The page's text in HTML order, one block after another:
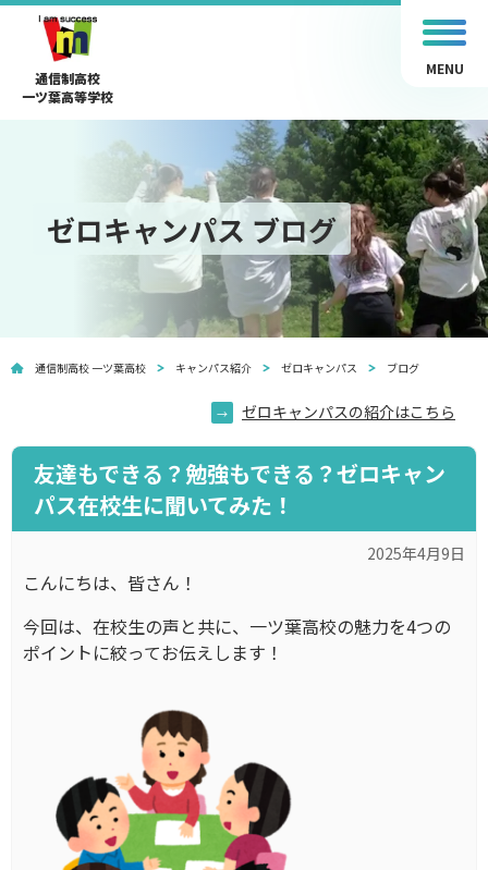
通信制高校
一ツ葉高等学校
MENU
ゼロキャンパス ブログ
通信制高校 一ツ葉高校 キャンパス紹介 ゼロキャンパス ブログ
ゼロキャンパスの紹介はこちら
友達もできる？勉強もできる？ゼロキャン
パス在校生に聞いてみた！
2025年4月9日
こんにちは、皆さん！
今回は、在校生の声と共に、一ツ葉高校の魅力を4つの
ポイントに絞ってお伝えします！